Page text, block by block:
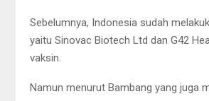
Sebelumnya, Indonesia sudah
yaitu Sinovac Biotech Ltd dan G42
vaksin.
Namun menurut Bambang yang juga